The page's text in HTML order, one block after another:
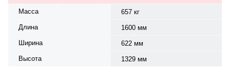
Масса
657 кг
Длина
1600 мм
Ширина
622 мм
Высота
1329 мм